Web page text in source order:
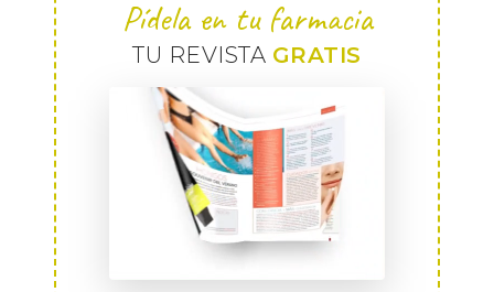
Pídela en tu farmacia
TU REVISTA GRATIS